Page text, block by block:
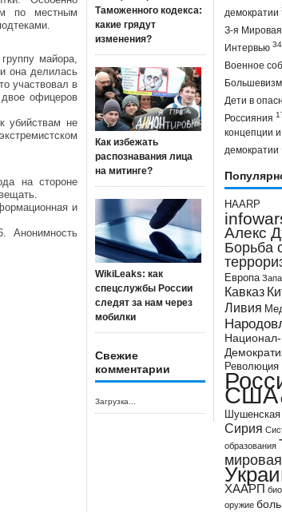
по местным
майора,
она делилась
участвовал в
офицеров
убийствам не
на стороне
и
Анонимность
Таможенного кодекса:
какие грядут
изменения?
Как избежать
распознавания лица
на митинге?
WikiLeaks: как
спецслужбы России
следят за нам через
мобилки
Свежие
комментарии
Загрузка...
демократии
З-я Мировая
Интервью 34
Военное
Большевизм
Дети в
Россияния
концепции
демократии
HAARP
Алекс
Борьба
Европа
Кавказ
Ливия
Национал-
Революция
США
Сирия
образования
мировая
ХААРП
оружие